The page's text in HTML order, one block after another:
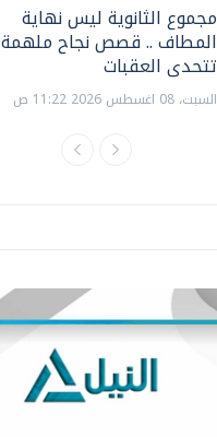
مجموع الثانوية ليس نهاية
المطاف .. قصص نجاح ملهمة
تتحدى العقبات
السبت، 08 اغسطس 2026 11:22 ص